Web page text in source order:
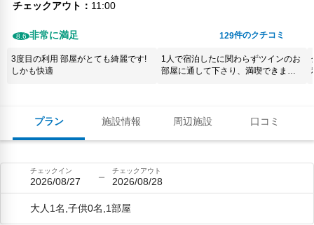
プラン 施設情報 周辺施設 口コミ
チェックアウト
11:00
8.6 非常に満足 129件のクチコミ
3度目の利用 部屋がとても綺麗です!
しかも快適
1人で宿泊したに関わらずツインのお
部屋に通して下さり、満喫できまし
チェックイン
2026/08/27
チェックアウト
2026/08/28
大人1名,子供0名,1部屋